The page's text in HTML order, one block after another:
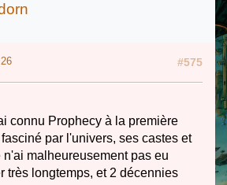
#575
connu Prophecy à la première
par l'univers, ses castes et
malheureusement pas eu
très longtemps, et 2 décennies